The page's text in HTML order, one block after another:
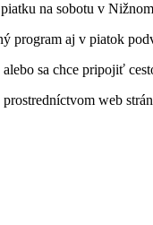
na sobotu v
program aj v piatok
sa chce pripojiť
web